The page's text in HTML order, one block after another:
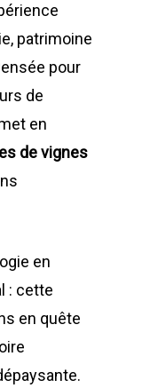
patrimoine
pour
de
en
de vignes
en
: cette
en quête